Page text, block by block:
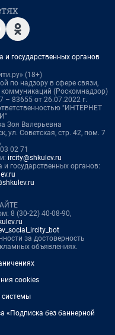
государственных органов
(18+)
по надзору в сфере связи,
(Роскомнадзор)
83655 от 26.07.2022 г.
"ИНТЕРНЕТ
Зоя Валерьевна
ул. Советская, стр. 42, пом. 7
02 71
ircity@shkulev.ru
государственных органов:
8 (30-22) 40-08-90,
за достоверность
объявлениях.
cookies
системы
«Подписка без баннерной